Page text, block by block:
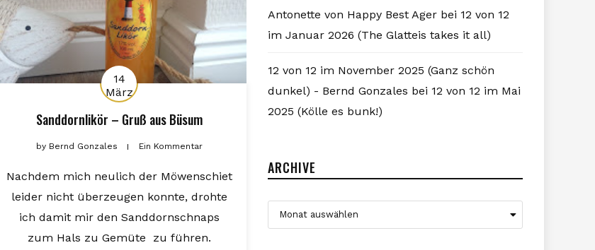
14
März
Sanddornlikör – Gruß aus Büsum
byBernd Gonzales Ein Kommentar
Nachdem mich neulich der Möwenschiet
leider nicht überzeugen konnte, drohte
ich damit mir den Sanddornschnaps
zum Hals zu Gemüte zu führen.
Antonette von Happy Best Ager bei 12 von 12
im Januar 2026 (The Glatteis takes it all)
12 von 12 im November 2025 (Ganz schön
dunkel) - Bernd Gonzales bei 12 von 12 im Mai
2025 (Kölle es bunk!)
ARCHIVE
Archive
Monat auswählen